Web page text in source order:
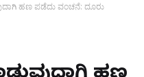
ಹಣ ಪಡೆದು ವಂಚನೆ: ದೂರು